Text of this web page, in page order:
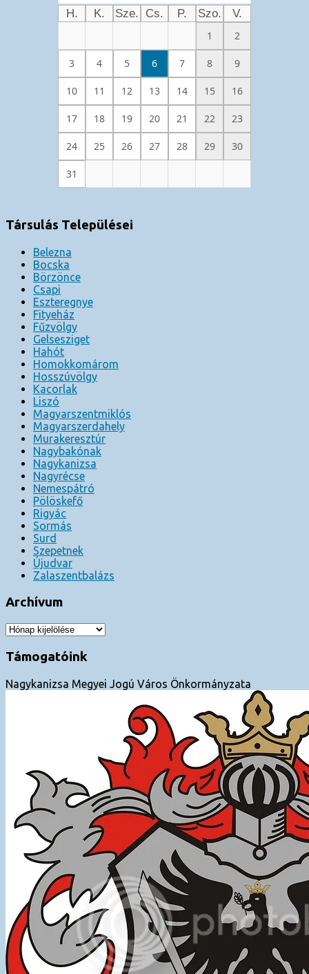
H. K. Sze. Cs. P. Szo.
V.
1
2
3 4 5 6 7 8 9
10 11 12 13 14 15 16
17 18 19 20 21 22 23
24 25 26 27 28 29 30
31
Társulás Települései
Belezna
Bocska
Börzönce
Csapi
Eszteregnye
Fityeház
Fűzvölgy
Gelsesziget
Hahót
Homokkomárom
Hosszúvölgy
Kacorlak
Liszó
Magyarszentmiklós
Magyarszerdahely
Murakeresztúr
Nagybakónak
Nagykanizsa
Nagyrécse
Nemespátró
Pölöskefő
Rigyác
Sormás
Surd
Szepetnek
Újudvar
Zalaszentbalázs
Archívum
Archívum
Támogatóink
Nagykanizsa Megyei Jogú Város Önkormányzata